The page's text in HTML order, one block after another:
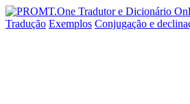
Tradução Exemplos Conjugação e